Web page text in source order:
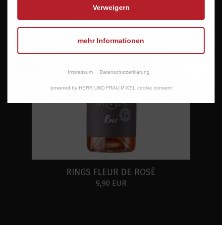
RINGS FLEUR DE ROSÉ
9,90 EUR
Verweigern
mehr Informationen
Impressum Datenschutzerklärung
powered by HERR UND FRAU PIXEL cookie consent